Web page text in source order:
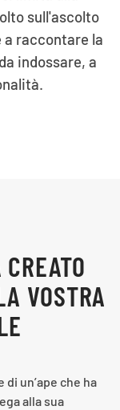
sull'ascolto
a raccontare la
indossare, a
VOSTRA
di un’ape che ha
alla sua